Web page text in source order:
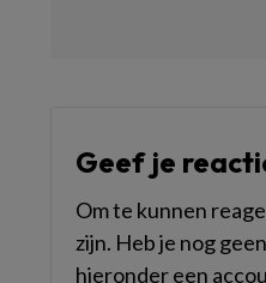
Geef je
Om te kunnen
zijn. Heb je nog
hieronder een